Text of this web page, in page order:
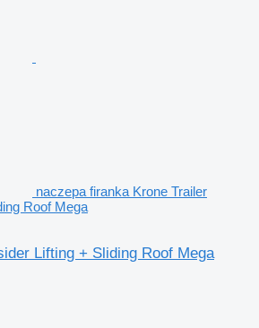
naczepa firanka Krone Trailer
Roof Mega
Lifting + Sliding Roof Mega